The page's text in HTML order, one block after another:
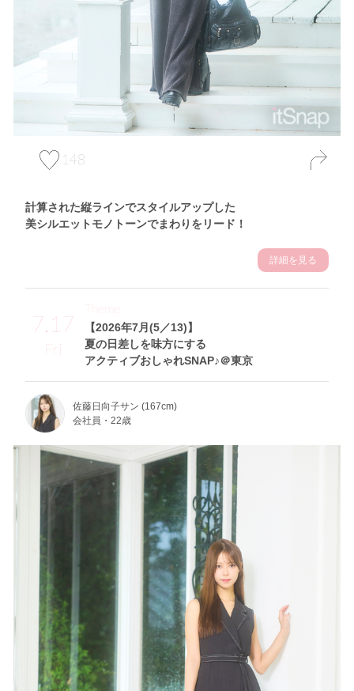
148
計算された縦ラインでスタイルアップした
美シルエットモノトーンでまわりをリード！
詳細を見る
7.17
Fri
【2026年7月(5／13)】
夏の日差しを味方にする
アクティブおしゃれSNAP♪＠東京
Theme
佐藤日向子サン (167cm)
会社員・22歳